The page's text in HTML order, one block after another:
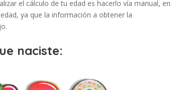
el cálculo de tu edad es hacerlo vía manual, en
ya que la información a obtener la
naciste: